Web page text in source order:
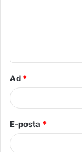
Ad *
E-posta *